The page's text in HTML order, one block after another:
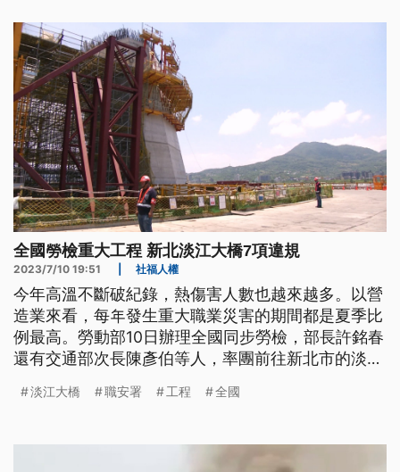
全國勞檢重大工程 新北淡江大橋7項違規
2023/7/10 19:51 社福人權
今年高溫不斷破紀錄，熱傷害人數也越來越多。以營
造業來看，每年發生重大職業災害的期間都是夏季比
例最高。勞動部10日辦理全國同步勞檢，部長許銘春
還有交通部次長陳彥伯等人，率團前往新北市的淡江
項，將予以罰鍰。
淡江大橋 職安署 工程 全國